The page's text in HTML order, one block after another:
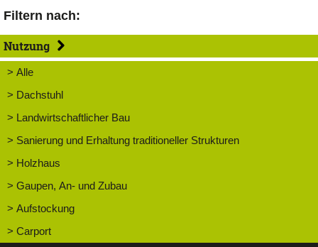
Filtern nach:
Nutzung
> Alle
> Dachstuhl
> Landwirtschaftlicher Bau
> Sanierung und Erhaltung traditioneller Strukturen
> Holzhaus
> Gaupen, An- und Zubau
> Aufstockung
> Carport